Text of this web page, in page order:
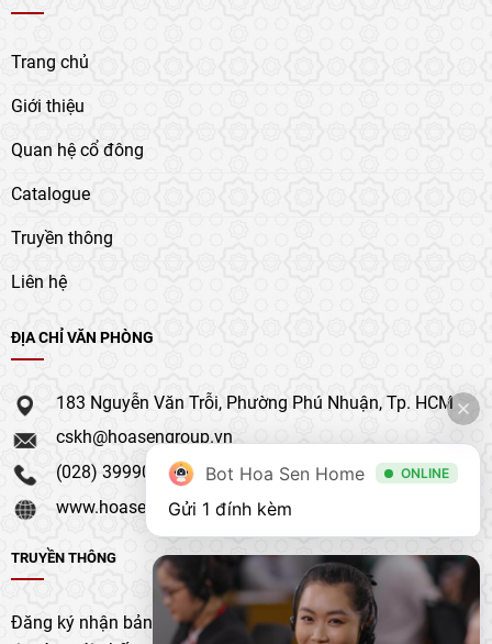
Trang chủ
Giới thiệu
Quan hệ cổ đông
Catalogue
Truyền thông
Liên hệ
ĐỊA CHỈ VĂN PHÒNG
183 Nguyễn Văn Trỗi, Phường Phú Nhuận, Tp. HCM
cskh@hoasengroup.vn
(028) 39990 111
www.hoasengroup.vn
TRUYỀN THÔNG
Đăng ký nhận bản tin của chúng tôi để nhận bản cập nhật &
Bot Hoa Sen Home ONLINE
Gửi 1 đính kèm